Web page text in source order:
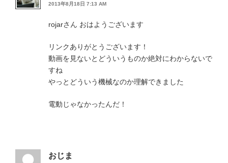
2013年8月18日 7:13 AM
rojarさん おはようございます
リンクありがとうございます！
動画を見ないとどういうものか絶対にわからないで
すね
やっとどういう機械なのか理解できました
電動じゃなかったんだ！
おじま